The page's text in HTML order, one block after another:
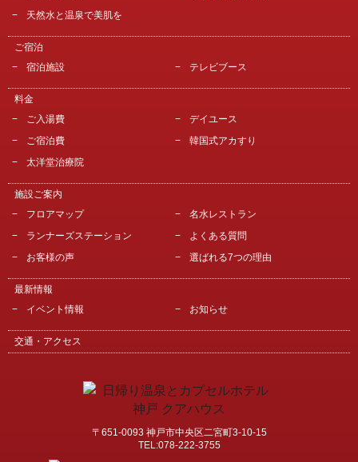
天然水と温泉で美肌を
ご宿泊
宿泊施設
テレビブース
料金
ご入湯費
デイユース
ご宿泊費
韓国式アカすり
太洋堂治療院
施設ご案内
フロアマップ
名水レストラン
ランナーズステーション
よくある質問
お客様の声
選ばれる7つの理由
最新情報
イベント情報
お知らせ
交通・アクセス
〒651-0093 神戸市中央区二宮町3-10-15
TEL:078-222-3755